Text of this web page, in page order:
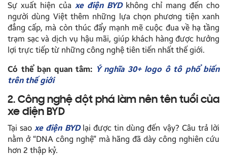
Sự xuất hiện của xe điện BYDkhông chỉ mang đến cho
người dùng Việt thêm những lựa chọn phương tiện xanh
đẳng cấp, mà còn thúc đẩy mạnh mẽ cuộc đua về hạ tầng
trạm sạc và dịch vụ hậu mãi, giúp khách hàng được hưởng
lợi trực tiếp từ những công nghệ tiên tiến nhất thế giới.
Có thể bạn quan tâm: Ý nghĩa 30+ logo ô tô phổ biến
trên thế giới
2. Công nghệ đột phá làm nên tên tuổi của
xe điện BYD
Tại saoxe điện BYDlại được tin dùng đến vậy? Câu trả lời
nằm ở “DNA công nghệ” mà hãng đã dày công nghiên cứu
hơn 2 thập kỷ.